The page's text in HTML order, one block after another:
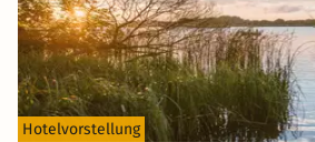
Hotelvorstellung